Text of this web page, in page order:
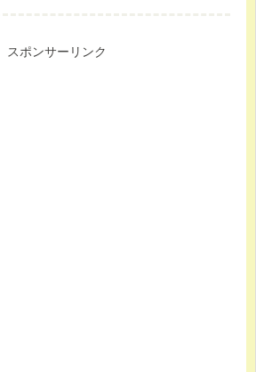
スポンサーリンク